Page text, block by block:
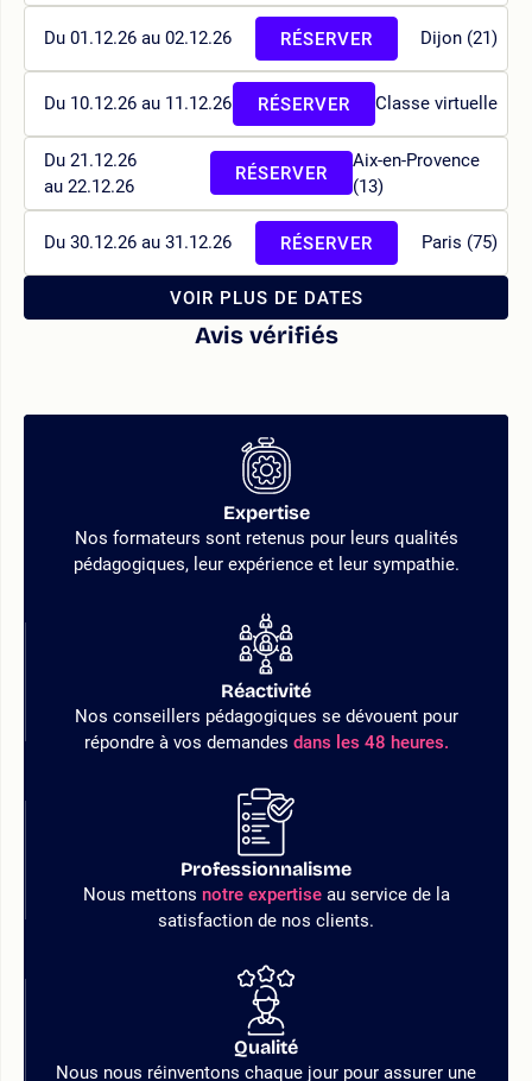
Du 01.12.26 au 02.12.26 Dijon (21)
RÉSERVER
Du 10.12.26 au 11.12.26 Classe virtuelle
RÉSERVER
Du 21.12.26
au 22.12.26
Aix-en-Provence
(13)
RÉSERVER
Du 30.12.26 au 31.12.26 Paris (75)
RÉSERVER
VOIR PLUS DE DATES
Avis vérifiés
Expertise
Nos formateurs sont retenus pour leurs qualités
pédagogiques, leur expérience et leur sympathie.
Réactivité
Nos conseillers pédagogiques se dévouent pour
répondre à vos demandes dans les 48 heures.
Professionnalisme
Nous mettons notre expertiseau service de la
satisfaction de nos clients.
Qualité
Nous nous réinventons chaque jour pour assurer une